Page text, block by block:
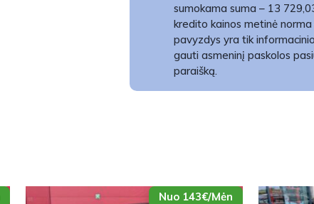
sumokama suma – 13
kredito kainos metinė norma
pavyzdys yra tik
gauti asmeninį paskolos
paraišką.
Nuo 143€/Mėn